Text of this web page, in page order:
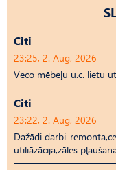
Citi
23:25, 2. Aug, 2026
Veco mēbeļu u.c. lietu
Citi
23:22, 2. Aug, 2026
Dažādi darbi-
utiliāzācija,zāles